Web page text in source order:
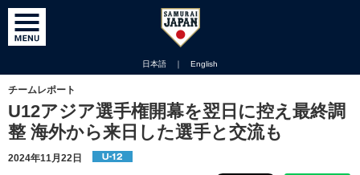
日本語 ｜ English
チームレポート
U12アジア選手権開幕を翌日に控え最終調
整 海外から来日した選手と交流も
2024年11月22日